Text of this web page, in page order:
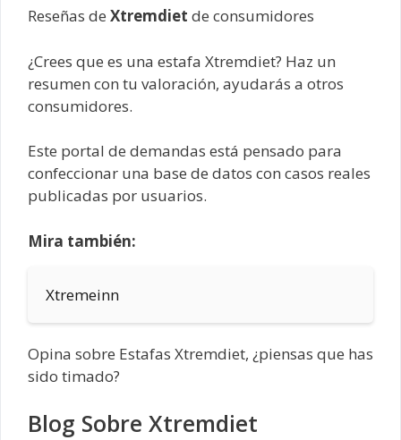
Reseñas de Xtremdiet de consumidores
¿Crees que es una estafa Xtremdiet? Haz un
resumen con tu valoración, ayudarás a otros
consumidores.
Este portal de demandas está pensado para
confeccionar una base de datos con casos reales
publicadas por usuarios.
Mira también:
Xtremeinn
Opina sobre Estafas Xtremdiet, ¿piensas que has
sido timado?
Blog Sobre Xtremdiet